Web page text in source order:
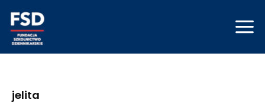
content
jelita
navigation